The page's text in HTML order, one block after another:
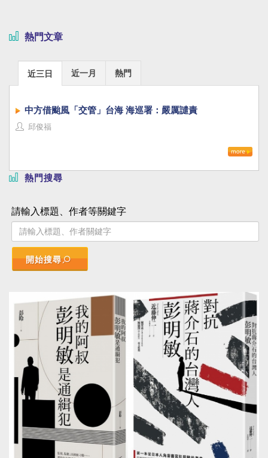
熱門文章
近三日 近一月 熱門
中方借颱風「交管」台海 海巡署：嚴厲譴責
邱俊福
熱門搜尋
請輸入標題、作者等關鍵字
開始搜尋